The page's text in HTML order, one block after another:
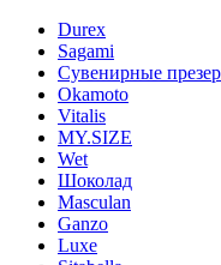
Durex
Sagami
Сувенирные
Okamoto
Vitalis
MY.SIZE
Wet
Шоколад
Masculan
Ganzo
Luxe